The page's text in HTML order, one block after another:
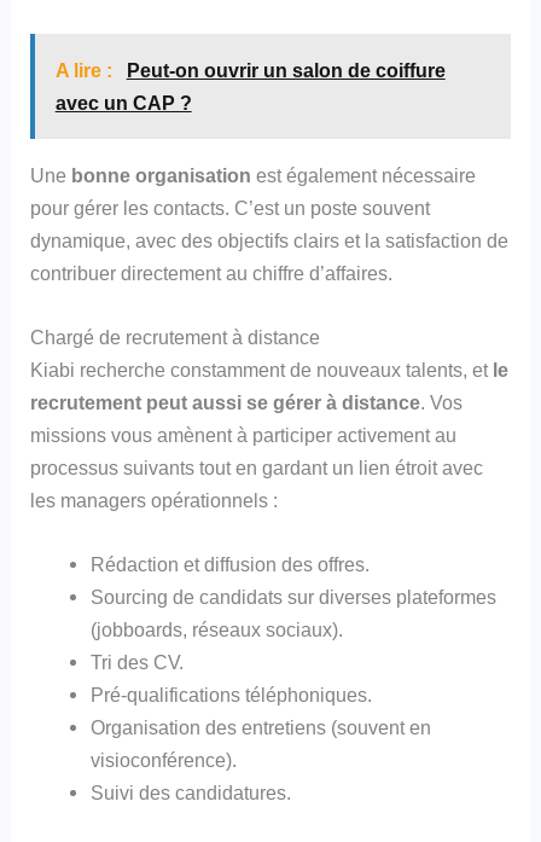
A lire :
Peut-on ouvrir un salon de coiffure
avec un CAP ?
Une bonne organisation est également nécessaire
pour gérer les contacts. C’est un poste souvent
dynamique, avec des objectifs clairs et la satisfaction de
contribuer directement au chiffre d’affaires.
Chargé de recrutement à distance
Kiabi recherche constamment de nouveaux talents, et le
recrutement peut aussi se gérer à distance. Vos
missions vous amènent à participer activement au
processus suivants tout en gardant un lien étroit avec
les managers opérationnels :
Rédaction et diffusion des offres.
Sourcing de candidats sur diverses plateformes
(jobboards, réseaux sociaux).
Tri des CV.
Pré-qualifications téléphoniques.
Organisation des entretiens (souvent en
visioconférence).
Suivi des candidatures.